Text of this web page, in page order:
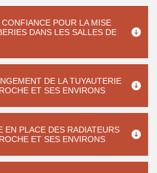
POUR LA MISE
DANS LES SALLES DE
DE LA TUYAUTERIE
ET SES ENVIRONS
EN PLACE DES RADIATEURS
ET SES ENVIRONS